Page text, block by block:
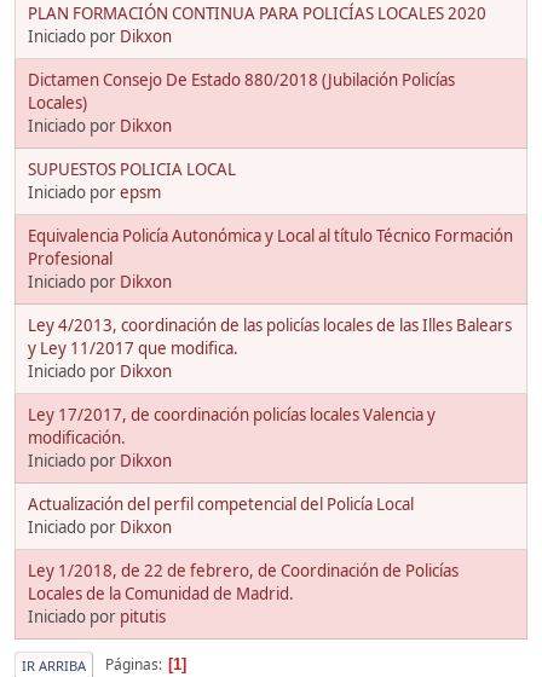
PLAN FORMACIÓN CONTINUA PARA POLICÍAS LOCALES 2020
Iniciado por Dikxon
Dictamen Consejo De Estado 880/2018 (Jubilación Policías
Locales)
Iniciado por Dikxon
SUPUESTOS POLICIA LOCAL
Iniciado porepsm
Equivalencia Policía Autonómica y Local al título Técnico Formación
Profesional
Iniciado por Dikxon
Ley 4/2013, coordinación de las policías locales de las Illes Balears
y Ley 11/2017 que modifica.
Iniciado por Dikxon
Ley 17/2017, de coordinación policías locales Valencia y
modificación.
Iniciado por Dikxon
Actualización del perfil competencial del Policía Local
Iniciado por Dikxon
Ley 1/2018, de 22 de febrero, de Coordinación de Policías
Locales de la Comunidad de Madrid.
Iniciado por pitutis
IR ARRIBA Páginas 1